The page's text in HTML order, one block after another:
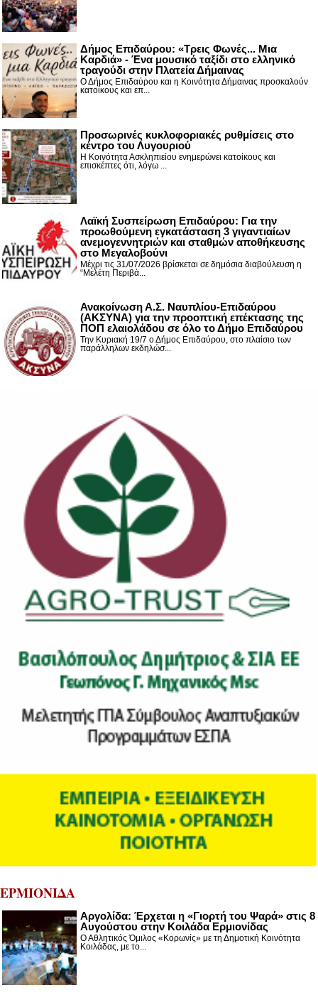
Δήμος Επιδαύρου: «Τρεις Φωνές... Μια
Καρδιά» - Ένα μουσικό ταξίδι στο ελληνικό
τραγούδι στην Πλατεία Δήμαινας
Ο Δήμος Επιδαύρου και η Κοινότητα Δήμαινας προσκαλούν
κατοίκους και επ...
Προσωρινές κυκλοφοριακές ρυθμίσεις στο
κέντρο του Λυγουριού
Η Κοινότητα Ασκληπιείου ενημερώνει κατοίκους και
επισκέπτες ότι, λόγω ...
Λαϊκή Συσπείρωση Επιδαύρου: Για την
προωθούμενη εγκατάσταση 3 γιγαντιαίων
ανεμογεννητριών και σταθμών αποθήκευσης
στο Μεγαλοβούνι
Μέχρι τις 31/07/2026 βρίσκεται σε δημόσια διαβούλευση η
“Μελέτη Περιβά...
Ανακοίνωση Α.Σ. Ναυπλίου-Επιδαύρου
(ΑΚΣΥΝΑ) για την προοπτική επέκτασης της
ΠΟΠ ελαιολάδου σε όλο το Δήμο Επιδαύρου
Την Κυριακή 19/7 ο Δήμος Επιδαύρου, στο πλαίσιο των
παράλληλων εκδηλώσ...
ΕΡΜΙΟΝΙΔΑ
Αργολίδα: Έρχεται η «Γιορτή του Ψαρά» στις 8
Αυγούστου στην Κοιλάδα Ερμιονίδας
Ο Αθλητικός Όμιλος «Κορωνίς» με τη Δημοτική Κοινότητα
Κοιλάδας, με το...